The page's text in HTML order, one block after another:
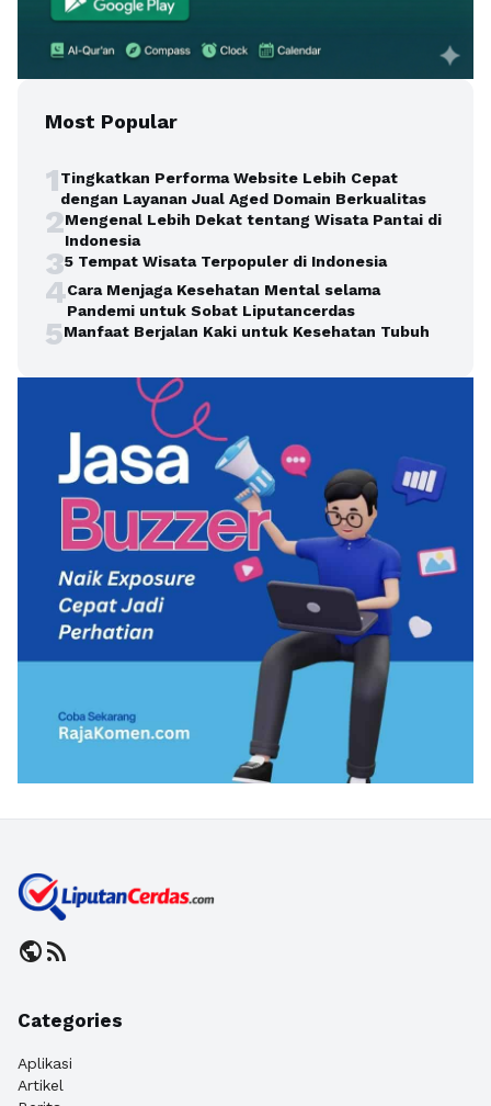
Most Popular
1Tingkatkan Performa Website Lebih Cepat
dengan Layanan Jual Aged Domain Berkualitas
2Mengenal Lebih Dekat tentang Wisata Pantai di
Indonesia
35 Tempat Wisata Terpopuler di Indonesia
4Cara Menjaga Kesehatan Mental selama
Pandemi untuk Sobat Liputancerdas
5Manfaat Berjalan Kaki untuk Kesehatan Tubuh
publicrss_feed
Categories
Aplikasi
Artikel